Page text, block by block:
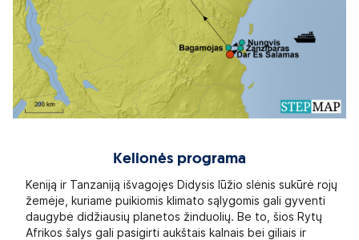
Kelionės programa
Keniją ir Tanzaniją išvagojęs Didysis lūžio slėnis sukūrė rojų
žemėje, kuriame puikiomis klimato sąlygomis gali gyventi
daugybė didžiausių planetos žinduolių. Be to, šios Rytų
Afrikos šalys gali pasigirti aukštais kalnais bei giliais ir